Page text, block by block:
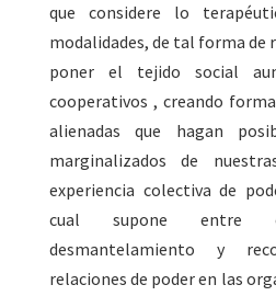
que considere lo
modalidades, de tal forma de
poner el tejido social
cooperativos , creando
alienadas que hagan
marginalizados de
experiencia colectiva de
cual supone entre
desmantelamiento y
relaciones de poder en las